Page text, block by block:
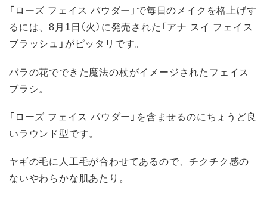
「ローズ フェイス パウダー」で毎日のメイクを格上げす
るには、8月1日（火）に発売された「アナ スイ フェイス
ブラッシュ」がピッタリです。
バラの花でできた魔法の杖がイメージされたフェイス
ブラシ。
「ローズ フェイス パウダー」を含ませるのにちょうど良
いラウンド型です。
ヤギの毛に人工毛が合わせてあるので、チクチク感の
ないやわらかな肌あたり。